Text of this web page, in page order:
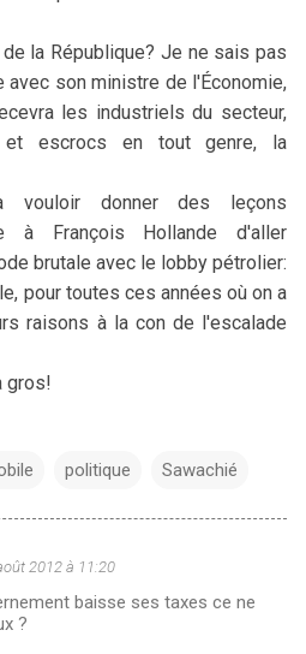
la République? Je ne sais pas
avec son ministre de l'Économie,
les industriels du secteur,
et escrocs en tout genre, la
vouloir donner des leçons
à François Hollande d'aller
brutale avec le lobby pétrolier:
pour toutes ces années où on a
raisons à la con de l'escalade
gros!
politique Sawachié
2012 à 11:20
baisse ses taxes ce ne
?